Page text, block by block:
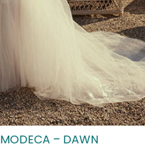
MODECA – DAWN